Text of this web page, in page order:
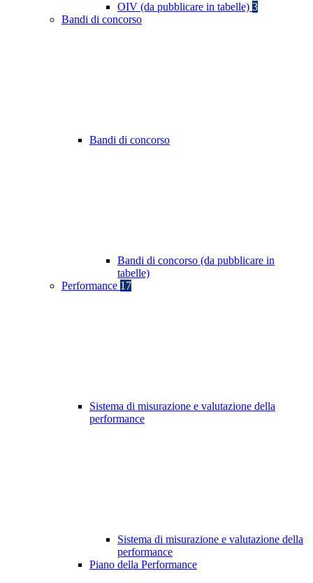
OIV (da pubblicare in tabelle) 3
Bandi di concorso
Bandi di concorso
Bandi di concorso (da pubblicare in
tabelle)
Performance 17
Sistema di misurazione e valutazione della
performance
Sistema di misurazione e valutazione della
performance
Piano della Performance